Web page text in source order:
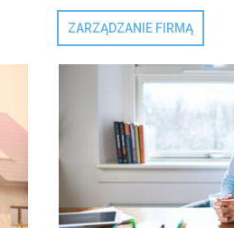
ZARZĄDZANIE FIRMĄ